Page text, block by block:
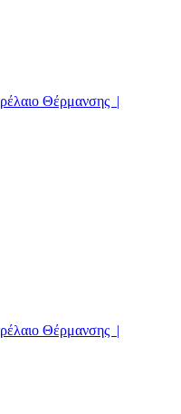
Θέρμανσης |
Θέρμανσης |